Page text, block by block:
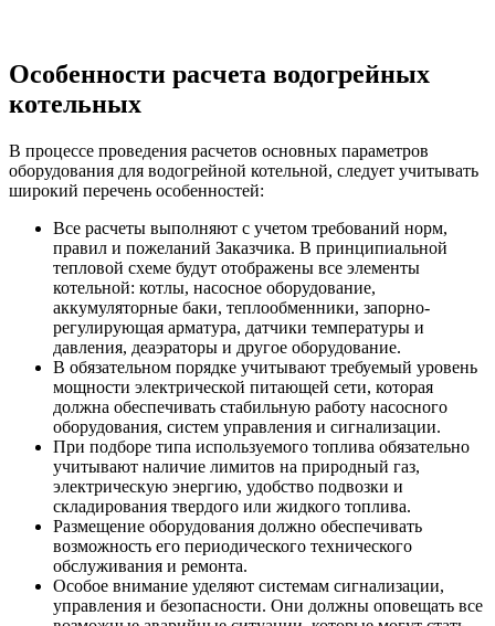
Особенности расчета водогрейных
котельных
В процессе проведения расчетов основных параметров
оборудования для водогрейной котельной, следует учитывать
широкий перечень особенностей:
Все расчеты выполняют с учетом требований норм,
правил и пожеланий Заказчика. В принципиальной
тепловой схеме будут отображены все элементы
котельной: котлы, насосное оборудование,
аккумуляторные баки, теплообменники, запорно-
регулирующая арматура, датчики температуры и
давления, деаэраторы и другое оборудование.
В обязательном порядке учитывают требуемый уровень
мощности электрической питающей сети, которая
должна обеспечивать стабильную работу насосного
оборудования, систем управления и сигнализации.
При подборе типа используемого топлива обязательно
учитывают наличие лимитов на природный газ,
электрическую энергию, удобство подвозки и
складирования твердого или жидкого топлива.
Размещение оборудования должно обеспечивать
возможность его периодического технического
обслуживания и ремонта.
Особое внимание уделяют системам сигнализации,
управления и безопасности. Они должны оповещать все